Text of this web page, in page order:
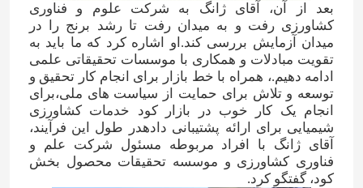
با ما تماس بگیرید
اخبار
موارد
اوره
بعد از آن، آقای ژانگ به شرکت علوم و فناوری
کشاورزی رفت و به میدان رفت تا رشد برنج را در
میدان آزمایش بررسی کند.او اشاره کرد که ما باید به
تقویت مبادلات و همکاری با موسسات تحقیقاتی علمی
ادامه دهیم.، همراه با خط بازار برای انجام کار تحقیق و
توسعه و تلاش برای حمایت از سیاست های ملی،برای
انجام یک کار خوب در بازار کود خدمات کشاورزی
شیمیایی برای ارائه پشتیبانی دادهدر طول این فرآیند،
آقای ژانگ با افراد مربوطه مسئول شرکت علم و
فناوری کشاورزی و موسسه تحقیقات محصول بخش
کود، گفتگو کرد.